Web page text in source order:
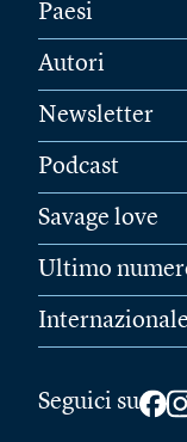
Paesi
Autori
Newsletter
Podcast
Savage love
Ultimo
Seguici su